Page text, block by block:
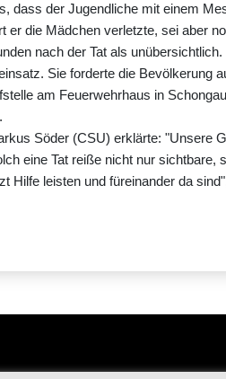
dass der Jugendliche mit einem
er die Mädchen verletzte, sei aber
nach der Tat als
Sie forderte die Bevölkerung
am Feuerwehrhaus in
Söder (CSU) erklärte: "Unsere
eine Tat reiße nicht nur sichtbare,
Hilfe leisten und füreinander da